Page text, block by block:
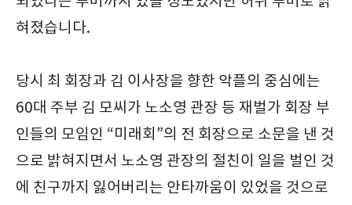
혀졌습니다.
당시 최 회장과 김 이사장을 향한 악플의 중심에는
60대 주부 김 모씨가 노소영 관장 등 재벌가 회장 부
인들의 모임인 “미래회”의 전 회장으로 소문을 낸 것
으로 밝혀지면서 노소영 관장의 절친이 일을 벌인 것
에 친구까지 잃어버리는 안타까움이 있었을 것으로